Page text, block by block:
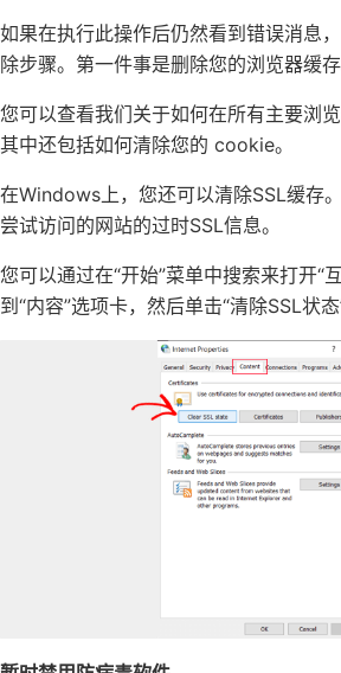
如果在执行此操作后仍然看到错误消息
除步骤。第一件事是删除您的浏览器缓
您可以查看我们关于如何在所有主要浏
其中还包括如何清除您的 cookie。
在Windows上，您还可以清除SSL缓存
尝试访问的网站的过时SSL信息。
您可以通过在“开始”菜单中搜索来打开“
到“内容”选项卡，然后单击“清除SSL状态